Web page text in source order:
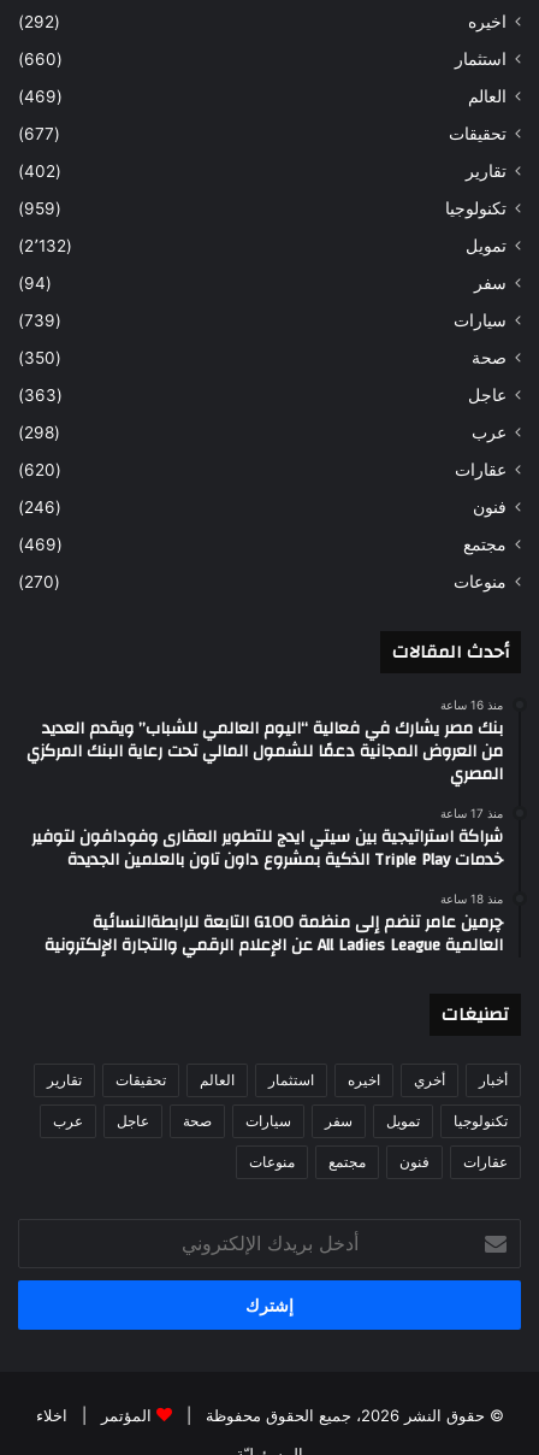
اخيره
(292)
استثمار
(660)
العالم
(469)
تحقيقات
(677)
تقارير
(402)
تكنولوجيا
(959)
تمويل
(2٬132)
سفر
(94)
سيارات
(739)
صحة
(350)
عاجل
(363)
عرب
(298)
عقارات
(620)
فنون
(246)
مجتمع
(469)
منوعات
(270)
أحدث المقالات
منذ 16 ساعة
بنك مصر يشارك في فعالية “اليوم العالمي للشباب” ويقدم العديد
من العروض المجانية دعمًا للشمول المالي تحت رعاية البنك المركزي
المصري
منذ 17 ساعة
شراكة استراتيجية بين سيتي ايدج للتطوير العقارى وفودافون لتوفير
خدمات Triple Play الذكية بمشروع داون تاون بالعلمين الجديدة
منذ 18 ساعة
چرمين عامر تنضم إلى منظمة G100 التابعة للرابطةالنسائية
العالمية All Ladies League عن الإعلام الرقمي والتجارة الإلكترونية
تصنيغات
أخبار أخري اخيره استثمار العالم تحقيقات تقارير
تكنولوجيا تمويل سفر سيارات صحة عاجل عرب
عقارات فنون مجتمع منوعات
بريدك
الإلكتروني
© حقوق النشر 2026، جميع الحقوق محفوظة | المؤتمر
اخلاء